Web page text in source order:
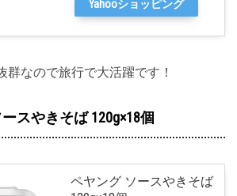
Yahooショッピング
群なので旅行で大活躍です！
スやきそば 120g×18個
ペヤング ソースやきそば